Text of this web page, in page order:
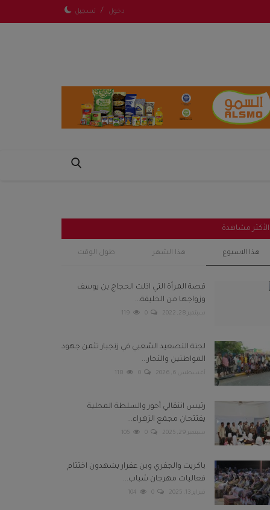
دخول / تسجيل
الأكثر مشاهدة
هذا الاسبوع هذا الشهر طول الوقت
قصة المرأة التي اذلت الحجاج بن يوسف
وزواجها من الخليفة...
سبتمبر 28, 2022 0
119
لجنة التصعيد الشعبي في زنجبار تثمن جهود
المواطنين والتجار...
أغسطس 6, 2026 0
118
رئيس انتقالي أحور والسلطة المحلية
يفتتحان مجمع الزهراء...
سبتمبر 29, 2025 0
105
باكريت والجفري وبن عفرار يشهدون اختتام
فعاليات مهرجان شباب...
فبراير 13, 2025 0
104